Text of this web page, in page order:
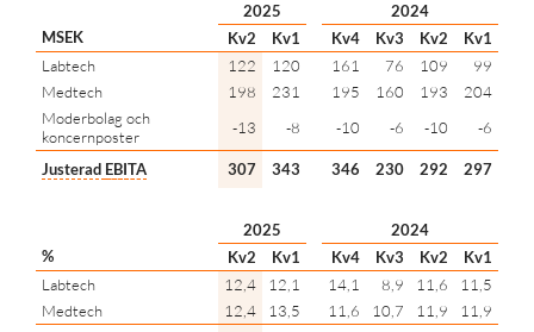
2025
2024
MSEK
Kv2 Kv1 Kv4 Kv3 Kv2
Kv1
Labtech
122 120 161 76 109
99
Medtech
198 231 195 160 193
204
Moderbolag och
koncernposter
-13 -8 -10 -6 -10 -6
Justerad EBITA 307 343 346 230 292 297
2025
2024
%
Kv2 Kv1 Kv4 Kv3 Kv2
Kv1
Labtech
12,4 12,1 14,1 8,9 11,6
11,5
Medtech
12,4 13,5 11,6 10,7 11,9
11,9